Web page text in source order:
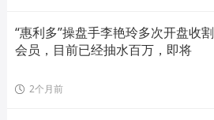
“惠利多”操盘手李艳玲多次开盘收割
会员，目前已经抽水百万，即将
2个月前